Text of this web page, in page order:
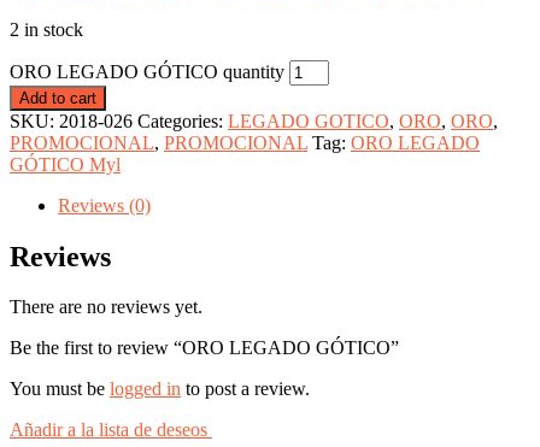
2 in stock
ORO LEGADO GÓTICO quantity
Add to cart
SKU: 2018-026 Categories: LEGADO GOTICO, ORO, ORO,
PROMOCIONAL, PROMOCIONAL Tag: ORO LEGADO
GÓTICO Myl
Reviews (0)
Reviews
There are no reviews yet.
Be the first to review “ORO LEGADO GÓTICO”
You must be logged in to post a review.
Añadir a la lista de deseos